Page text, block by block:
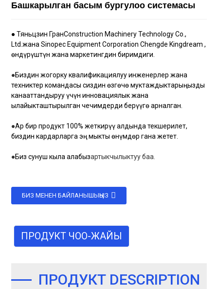
Башкарылган басым бургулоо системасы
● Тяньцзин ГранConstruction Machinery Technology Co.,
Ltd. жана Sinopec Equipment Corporation Chengde Kingdream ,
өндүрүштүн жана маркетингдин биримдиги.
●Биздин жогорку квалификациялуу инженерлер жана
техниктер командасы сиздин өзгөчө муктаждыктарыңызды
канааттандыруу үчүн инновациялык жана
ылайыкташтырылган чечимдерди берүүгө арналган.
●Ар бир продукт 100% жеткирүү алдында текшерилет,
биздин кардарларга эң мыкты өнүмдөр гана жетет.
●Биз сунуш кыла алабызартыкчылыктуу баа.
БИЗ МЕНЕН БАЙЛАНЫШЫҢЫЗ
ПРОДУКТ ЧОО-ЖАЙЫ
ПРОДУКТ DESCRIPTION